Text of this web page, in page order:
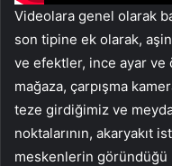
Videolara genel olarak
son tipine ek olarak,
ve efektler, ince ayar
mağaza, çarpışma
teze girdiğimiz ve
noktalarının, akaryakıt
meskenlerin göründüğü